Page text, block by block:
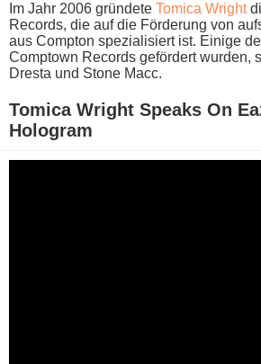
Im Jahr 2006 gründete Tomica Wright
Records, d​ie auf d​ie Förderung v​on
a​us Compton spezialisiert ist. Einige
Comptown Records gefördert wurden,
Dresta u​nd Stone Macc.
Tomica Wright Speaks On
Hologram